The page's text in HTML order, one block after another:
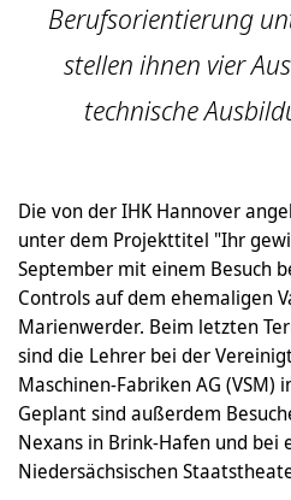
Berufsorientierung
stellen ihnen vier
technische
Die von der IHK Hannover
unter dem Projekttitel "Ihr
September mit einem Besuch
Controls auf dem ehemaligen
Marienwerder. Beim letzten
sind die Lehrer bei der
Maschinen-Fabriken AG (VSM)
Geplant sind außerdem
Nexans in Brink-Hafen und bei
Niedersächsischen